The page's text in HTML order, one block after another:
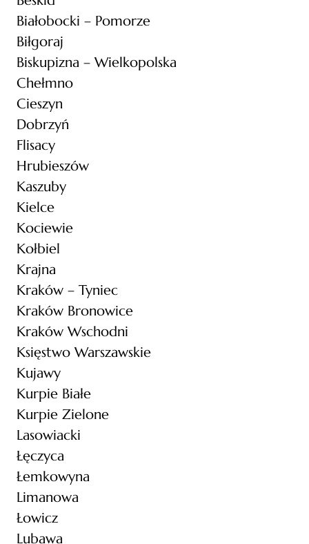
Białobocki – Pomorze
Biłgoraj
Biskupizna – Wielkopolska
Chełmno
Cieszyn
Dobrzyń
Flisacy
Hrubieszów
Kaszuby
Kielce
Kociewie
Kołbiel
Krajna
Kraków – Tyniec
Kraków Bronowice
Kraków Wschodni
Księstwo Warszawskie
Kujawy
Kurpie Białe
Kurpie Zielone
Lasowiacki
Łęczyca
Łemkowyna
Limanowa
Łowicz
Lubawa